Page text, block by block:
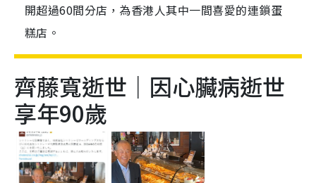
開超過60間分店，為香港人其中一間喜愛的連鎖蛋
糕店。
齊藤寬逝世｜因心臟病逝世
享年90歲